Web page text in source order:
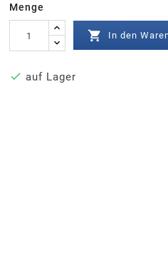
Menge
 In den
 auf Lager